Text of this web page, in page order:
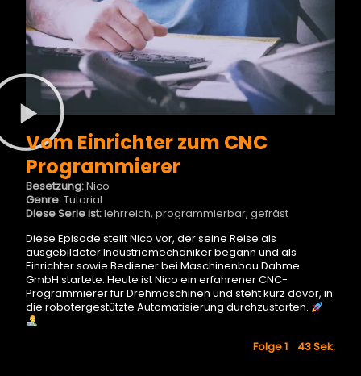
Vom Einrichter zum CNC
Programmierer
Besetzung:Nico
Genre:Tutorial
Diese Serie ist:lehrreich, programmierbar, gefräst
Diese Episode stellt Nico vor, der seine Reise als
ausgebildeter Industriemechaniker begann und als
Einrichter sowie Bediener bei Maschinenbau Dahme
GmbH startete. Heute ist Nico ein erfahrener CNC-
Programmierer für Drehmaschinen und steht kurz davor, in
die robotergestützte Automatisierung durchzustarten.
Folge 1 43Sek.